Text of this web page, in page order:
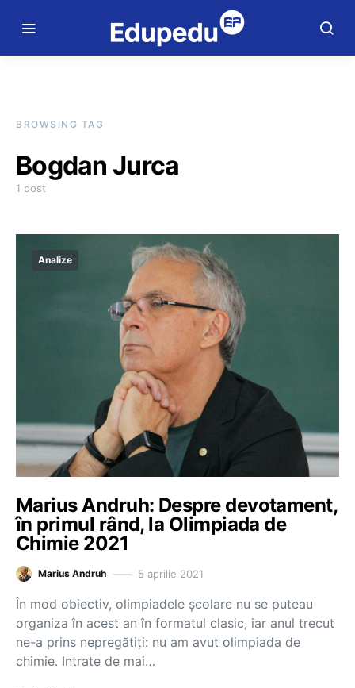
BROWSING TAG
Bogdan Jurca
1 post
Analize
Marius Andruh: Despre devotament,
în primul rând, la Olimpiada de
Chimie 2021
Marius Andruh 5 aprilie 2021
În mod obiectiv, olimpiadele școlare nu se puteau
organiza în acest an în formatul clasic, iar anul trecut
ne-a prins nepregătiți: nu am avut olimpiada de
chimie. Intrate de mai…